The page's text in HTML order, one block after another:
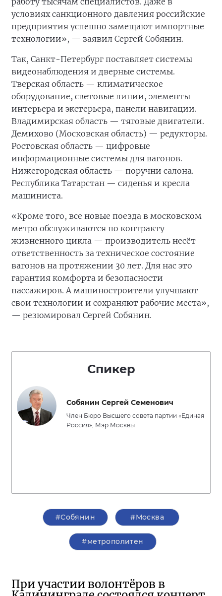
условиях санкционного давления российские
предприятия успешно замещают импортные
технологии», — заявил Сергей Собянин.
Так, Санкт-Петербург поставляет системы
видеонаблюдения и дверные системы.
Тверская область — климатическое
оборудование, световые линии, элементы
интерьера и экстерьера, панели навигации.
Владимирская область — тяговые двигатели.
Демихово (Московская область) — редукторы.
Ростовская область — цифровые
информационные системы для вагонов.
Нижегородская область — поручни салона.
Республика Татарстан — сиденья и кресла
машиниста.
«Кроме того, все новые поезда в московском
метро обслуживаются по контракту
жизненного цикла — производитель несёт
ответственность за техническое состояние
вагонов на протяжении 30 лет. Для нас это
гарантия комфорта и безопасности
пассажиров. А машиностроители улучшают
свои технологии и сохраняют рабочие места»,
— резюмировал Сергей Собянин.
Спикер
Собянин Сергей Семенович
Член Бюро Высшего совета партии «Единая
Россия», Мэр Москвы
#Собянин #Москва
#метрополитен
При участии волонтёров в